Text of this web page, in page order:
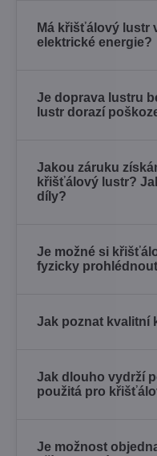
Má křišťálový lustr
elektrické energie?
Je doprava lustru
lustr dorazí
Jakou záruku
křišťálový lustr?
díly?
Je možné si
fyzicky
Jak poznat kvalitní
Jak dlouho vydrží
použitá pro
Je možnost